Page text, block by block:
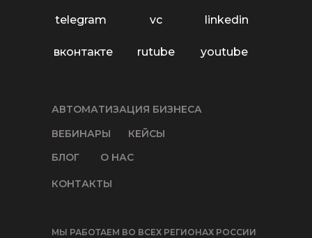
vc linkedin
вконтакте rutube youtube
ВЕБИНАРЫ КЕЙСЫ
КОНТАКТЫ
О НАС
АВТОМАТИЗАЦИЯ БИЗНЕСА
БЛОГ
telegram
МЫ РАБОТАЕМ ВО ВСЕХ РЕГИОНАХ РОССИИ